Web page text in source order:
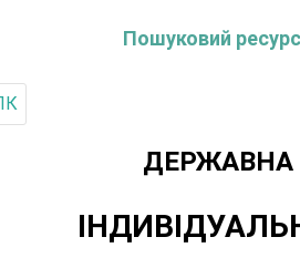
Пошуковий
ДЕРЖАВНА